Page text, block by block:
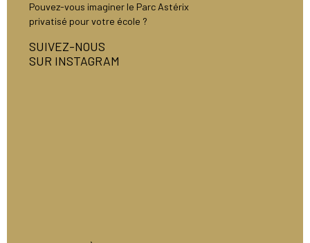
Pouvez-vous imaginer le Parc Astérix
privatisé pour votre école ?
SUIVEZ-NOUS
SUR INSTAGRAM